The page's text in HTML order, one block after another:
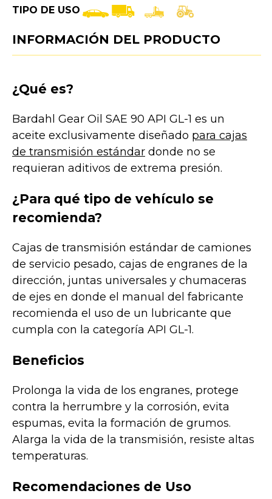
TIPO DE USO
INFORMACIÓN DEL PRODUCTO
¿Qué es?
Bardahl Gear Oil SAE 90 API GL-1 es un
aceite exclusivamente diseñado para cajas
de transmisión estándar donde no se
requieran aditivos de extrema presión.
¿Para qué tipo de vehículo se
recomienda?
Cajas de transmisión estándar de camiones
de servicio pesado, cajas de engranes de la
dirección, juntas universales y chumaceras
de ejes en donde el manual del fabricante
recomienda el uso de un lubricante que
cumpla con la categoría API GL-1.
Beneficios
Prolonga la vida de los engranes, protege
contra la herrumbre y la corrosión, evita
espumas, evita la formación de grumos.
Alarga la vida de la transmisión, resiste altas
temperaturas.
Recomendaciones de Uso